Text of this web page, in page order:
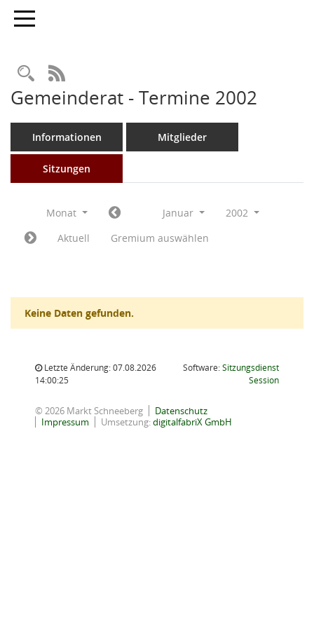
Toggle navigation
Rechercheauswahl
RSS-Feed
Gemeinderat - Termine 2002
Informationen Mitglieder
Sitzungen
Monat Januar
2002
Aktuell
Gremium auswählen
Keine Daten gefunden.
Letzte Änderung: 07.08.2026
14:00:25
Software:Sitzungsdienst
Session(Wird in
© 2026 Markt Schneeberg
Datenschutz
Impressum
Umsetzung:digitalfabriX GmbH